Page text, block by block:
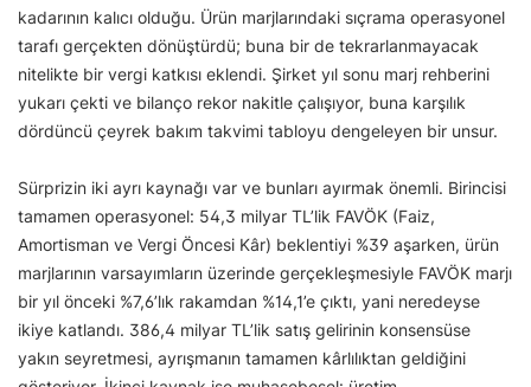
kadarının kalıcı olduğu. Ürün marjlarındaki sıçrama operasyonel
tarafı gerçekten dönüştürdü; buna bir de tekrarlanmayacak
nitelikte bir vergi katkısı eklendi. Şirket yıl sonu marj rehberini
yukarı çekti ve bilanço rekor nakitle çalışıyor, buna karşılık
dördüncü çeyrek bakım takvimi tabloyu dengeleyen bir unsur.
Sürprizin iki ayrı kaynağı var ve bunları ayırmak önemli. Birincisi
tamamen operasyonel: 54,3 milyar TL’lik FAVÖK (Faiz,
Amortisman ve Vergi Öncesi Kâr) beklentiyi %39 aşarken, ürün
marjlarının varsayımların üzerinde gerçekleşmesiyle FAVÖK marjı
bir yıl önceki %7,6’lık rakamdan %14,1’e çıktı, yani neredeyse
ikiye katlandı. 386,4 milyar TL’lik satış gelirinin konsensüse
yakın seyretmesi, ayrışmanın tamamen kârlılıktan geldiğini